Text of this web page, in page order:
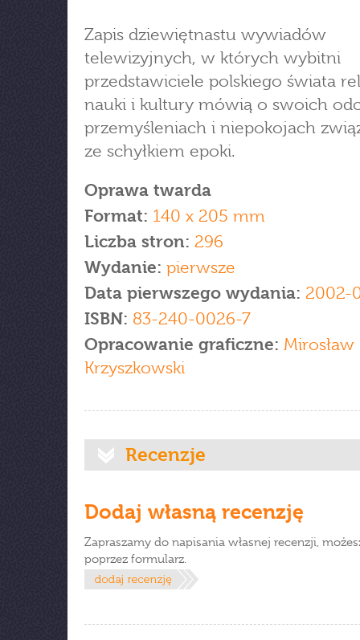
Zapis dziewiętnastu wywiadów
telewizyjnych, w których wybitni
przedstawiciele polskiego świata
nauki i kultury mówią o swoich
przemyśleniach i niepokojach
ze schyłkiem epoki.
Oprawa twarda
Format: 140 x 205 mm
Liczba stron: 296
Wydanie: pierwsze
Data pierwszego wydania: 2002-
ISBN: 83-240-0026-7
Opracowanie graficzne: Mirosław
Krzyszkowski
Recenzje
Dodaj własną recenzję
Zapraszamy do napisania własnej recenzji,
poprzez formularz.